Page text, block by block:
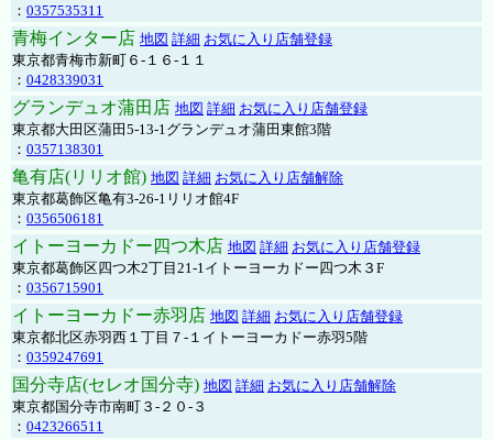
： 0357535311
青梅インター店 地図 詳細 お気に入り店舗登録
東京都青梅市新町６-１６-１１
： 0428339031
グランデュオ蒲田店 地図 詳細 お気に入り店舗登録
東京都大田区蒲田5-13-1グランデュオ蒲田東館3階
： 0357138301
亀有店(リリオ館) 地図 詳細 お気に入り店舗解除
東京都葛飾区亀有3-26-1リリオ館4F
： 0356506181
イトーヨーカドー四つ木店 地図 詳細 お気に入り店舗登録
東京都葛飾区四つ木2丁目21-1イトーヨーカドー四つ木３F
： 0356715901
イトーヨーカドー赤羽店 地図 詳細 お気に入り店舗登録
東京都北区赤羽西１丁目７-１イトーヨーカドー赤羽5階
： 0359247691
国分寺店(セレオ国分寺) 地図 詳細 お気に入り店舗解除
東京都国分寺市南町３-２０-３
： 0423266511